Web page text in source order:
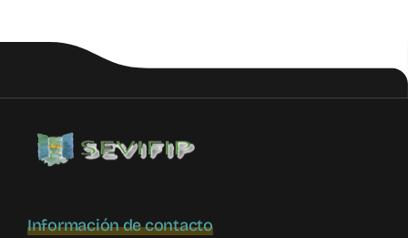
su
Información de contacto